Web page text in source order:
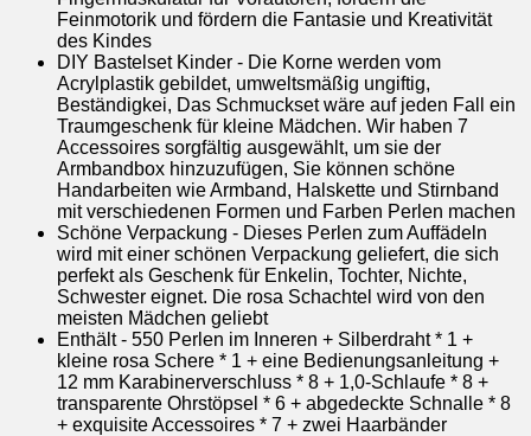
Feinmotorik und fördern die Fantasie und Kreativität
des Kindes
DIY Bastelset Kinder - Die Korne werden vom
Acrylplastik gebildet, umweltsmäßig ungiftig,
Beständigkei, Das Schmuckset wäre auf jeden Fall ein
Traumgeschenk für kleine Mädchen. Wir haben 7
Accessoires sorgfältig ausgewählt, um sie der
Armbandbox hinzuzufügen, Sie können schöne
Handarbeiten wie Armband, Halskette und Stirnband
mit verschiedenen Formen und Farben Perlen machen
Schöne Verpackung - Dieses Perlen zum Auffädeln
wird mit einer schönen Verpackung geliefert, die sich
perfekt als Geschenk für Enkelin, Tochter, Nichte,
Schwester eignet. Die rosa Schachtel wird von den
meisten Mädchen geliebt
Enthält - 550 Perlen im Inneren + Silberdraht * 1 +
kleine rosa Schere * 1 + eine Bedienungsanleitung +
12 mm Karabinerverschluss * 8 + 1,0-Schlaufe * 8 +
transparente Ohrstöpsel * 6 + abgedeckte Schnalle * 8
+ exquisite Accessoires * 7 + zwei Haarbänder